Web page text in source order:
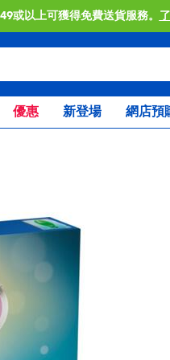
或以上可獲得免費送貨服務。
優惠 新登場 網店預